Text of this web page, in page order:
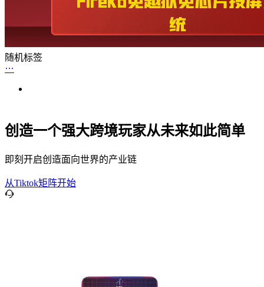
随机标签
创造一个强大跨境玩家从未来如此简单
即刻开启创造面向世界的产业链
从Tiktok矩阵开始